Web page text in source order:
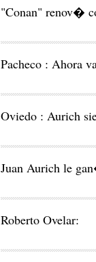
"Conan" renov�
Pacheco : Ahora
Oviedo : Aurich
Juan Aurich le
Roberto Ovelar: